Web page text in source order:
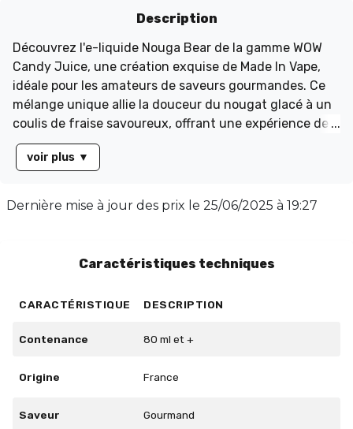
Description
Découvrez l'e-liquide Nouga Bear de la gamme WOW
Candy Juice, une création exquise de Made In Vape,
idéale pour les amateurs de saveurs gourmandes. Ce
mélange unique allie la douceur du nougat glacé à un
coulis de fraise savoureux, offrant une expérience de
vape inoubliable. Présenté dans un flacon de 120 ml
rempli à 100 ml sans nicotine, cet e-liquide propose un
pour ceux qui recherchent une vape riche et
exceptionnelle avec ce délice sucré.
voir plus ▼
Dernière mise à jour des prix le 25/06/2025 à 19:27
Caractéristiques techniques
CARACTÉRISTIQUE DESCRIPTION
Contenance 80 ml et +
Origine France
Saveur Gourmand